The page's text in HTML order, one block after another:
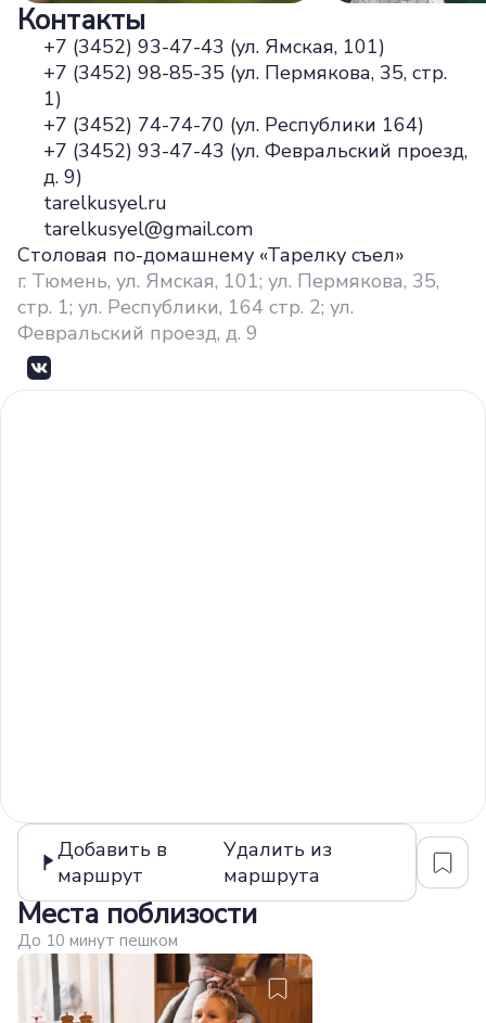
Контакты
+7 (3452) 93-47-43 (ул. Ямская, 101)
+7 (3452) 98-85-35 (ул. Пермякова, 35, стр.
1)
+7 (3452) 74-74-70 (ул. Республики 164)
+7 (3452) 93-47-43 (ул. Февральский проезд,
д. 9)
tarelkusyel.ru
tarelkusyel@gmail.com
Столовая по-домашнему «Тарелку съел»
г. Тюмень, ул. Ямская, 101; ул. Пермякова, 35,
стр. 1; ул. Республики, 164 стр. 2; ул.
Февральский проезд, д. 9
Добавить в
маршрут
Удалить из
маршрута
Места поблизости
До 10 минут пешком